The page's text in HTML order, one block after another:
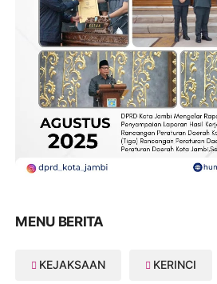
MENU BERITA
KEJAKSAAN KERINCI